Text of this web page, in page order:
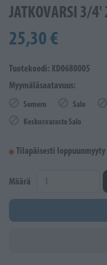
JATKOVARSI 3/
25,30 €
Tuotekoodi: XD0680005
Myymäläsaatavuus:
Somero Salo
Keskusvarasto Salo
Tilapäisesti loppuunmyyty
Määrä